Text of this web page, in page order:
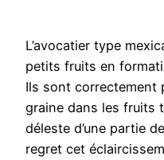
L’avocatier type
petits fruits en
Ils sont correctement
graine dans les fruits
déleste d’une partie
regret cet